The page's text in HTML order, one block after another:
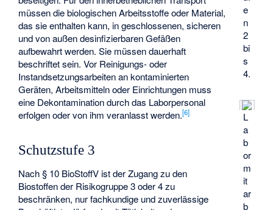
e
n
2
bi
s
4.
L
a
b
or
m
it
ar
b
müssen die biologischen Arbeitsstoffe oder Material,
das sie enthalten kann, in geschlossenen, sicheren
und von außen desinfizierbaren Gefäßen
aufbewahrt werden. Sie müssen dauerhaft
beschriftet sein. Vor Reinigungs- oder
Instandsetzungsarbeiten an kontaminierten
Geräten, Arbeitsmitteln oder Einrichtungen muss
eine Dekontamination durch das Laborpersonal
erfolgen oder von ihm veranlasst werden.[6]
Schutzstufe 3
Nach § 10 BioStoffV ist der Zugang zu den
Biostoffen der Risikogruppe 3 oder 4 zu
beschränken, nur fachkundige und zuverlässige